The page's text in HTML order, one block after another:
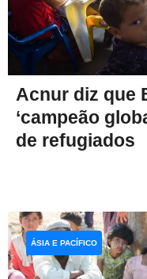
Acnur diz que
‘campeão
de refugiados
ÁSIA E PACÍFICO